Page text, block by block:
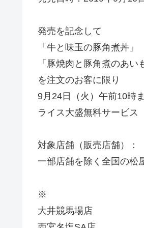
発売を記念して
「牛と味玉の豚角煮丼」
「豚焼肉と豚角煮のあい
を注文のお客に限り
9月24日（火）午前10時
ライス大盛無料サービス
対象店舗（販売店舗）：
一部店舗を除く全国の松
※
大井競馬場店